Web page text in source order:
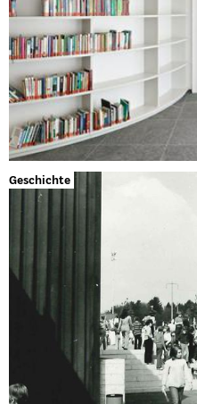
Geschichte